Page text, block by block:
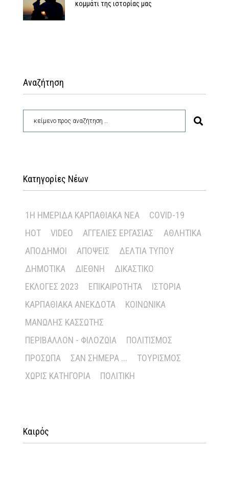
κομμάτι της ιστορίας μας
Αναζήτηση
Κατηγορίες Νέων
1Η ΗΜΕΡΊΔΑ ΚΑΡΠΑΘΙΑΚΆ ΝΈΑ
COVID-19
HOT
VIDEO ΑΓΓΕΛΊΕΣ ΕΡΓΑΣΊΑΣ
ΑΘΛΗΤΙΚΆ
ΑΠΌΔΗΜΟΙ
ΑΠΌΨΕΙΣ
ΔΕΛΤΊΑ ΤΎΠΟΥ
ΔΗΜΟΤΙΚΆ
ΔΙΕΘΝΉ
ΔΙΚΑΣΤΙΚΌ
ΕΚΛΟΓΈΣ 2023
ΕΠΙΚΑΙΡΌΤΗΤΑ
ΙΣΤΟΡΊΑ
ΚΑΡΠΑΘΙΑΚΆ ΑΝΈΚΔΟΤΑ
ΚΟΙΝΩΝΙΚΆ
ΜΑΝΏΛΗΣ ΚΑΣΣΏΤΗΣ
ΠΕΡΙΒΆΛΛΟΝ - ΦΙΛΟΖΩΊΑ
ΠΟΛΙΤΙΣΜΌΣ
ΠΡΌΣΩΠΑ
ΣΑΝ ΣΉΜΕΡΑ ...
ΤΟΥΡΙΣΜΌΣ
ΧΩΡΊΣ ΚΑΤΗΓΟΡΊΑ
ΠΟΛΙΤΙΚΉ
Καιρός